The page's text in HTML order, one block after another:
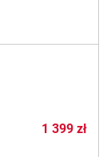
1 399 zł